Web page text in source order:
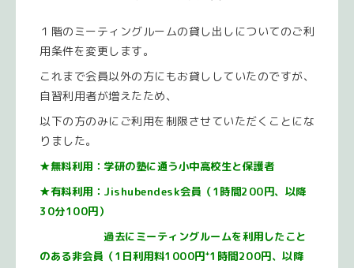
１階のミーティングルームの貸し出しについてのご利
用条件を変更します。
これまで会員以外の方にもお貸ししていたのですが、
自習利用者が増えたため、
以下の方のみにご利用を制限させていただくことにな
りました。
★無料利用：学研の塾に通う小中高校生と保護者
★有料利用：Jishubendesk会員（1時間200円、以降
30分100円）
過去にミーティングルームを利用したこと
のある非会員（1日利用料1000円⁺1時間200円、以降